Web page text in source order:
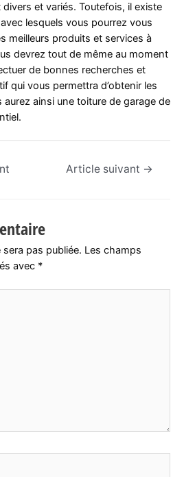
et variés. Toutefois, il existe
lesquels vous pourrez vous
meilleurs produits et services à
devrez tout de même au moment
de bonnes recherches et
qui vous permettra d’obtenir les
aurez ainsi une toiture de garage de
Article suivant →
pas publiée. Les champs
avec *